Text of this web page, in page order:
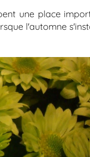
une place
l'automne